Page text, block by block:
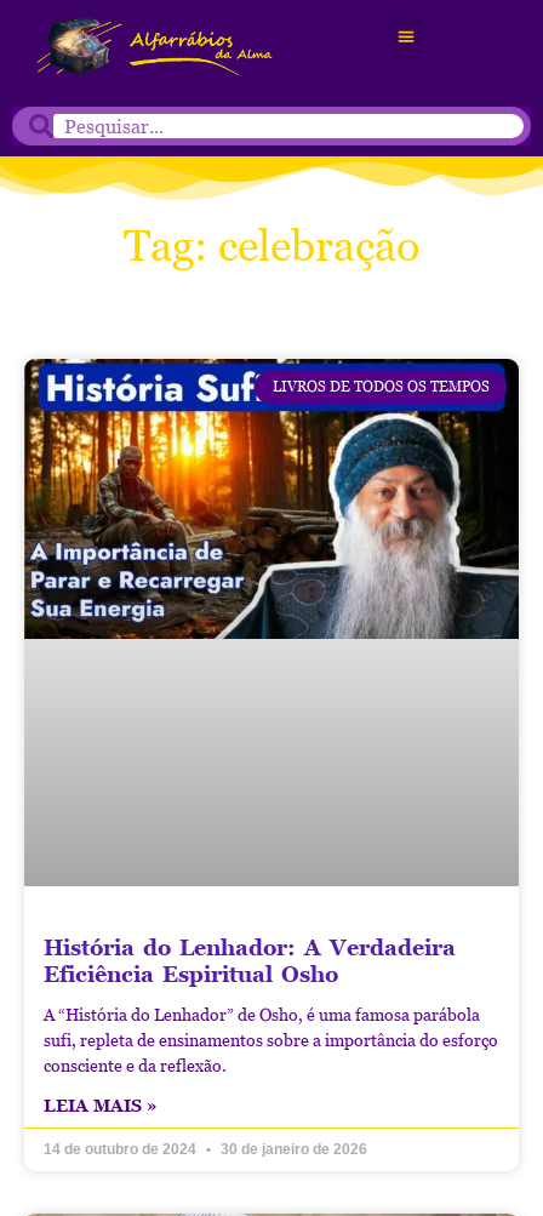
Tag: celebração
LIVROS DE TODOS OS TEMPOS
História do Lenhador: A Verdadeira
Eficiência Espiritual Osho
A “História do Lenhador” de Osho, é uma famosa parábola
sufi, repleta de ensinamentos sobre a importância do esforço
consciente e da reflexão.
LEIA MAIS »
14 de outubro de 2024 30 de janeiro de 2026